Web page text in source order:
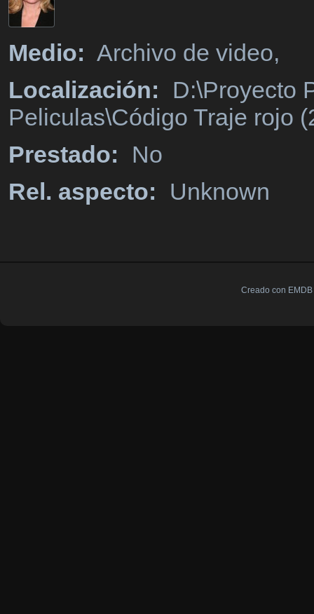
Medio: Archivo de video,
Localización:
D:\Proyecto
Peliculas\Código Traje rojo
Prestado:
No
Rel. aspecto:
Unknown
Creado con